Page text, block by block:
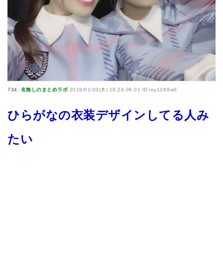
734: 名無しのまとめラボ 2019/01/03(木) 18:28:06.01 ID:ioy12K9w0
ひらがなの衣装デザインしてる人み
たい